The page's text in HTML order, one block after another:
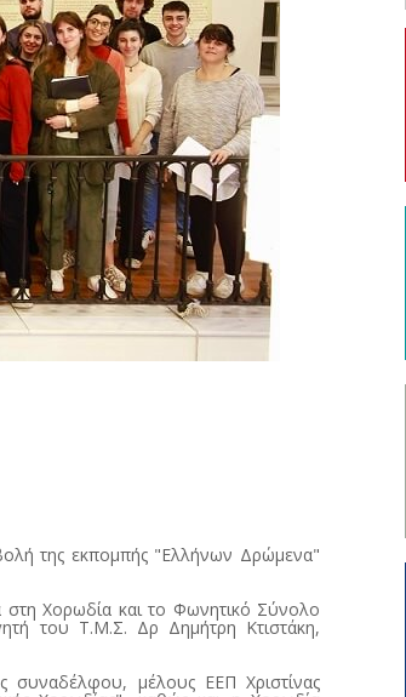
της εκπομπής "Ελλήνων Δρώμενα"
στη Χορωδία και το Φωνητικό Σύνολο
του Τ.Μ.Σ. Δρ Δημήτρη Κτιστάκη,
συναδέλφου, μέλους ΕΕΠ Χριστίνας